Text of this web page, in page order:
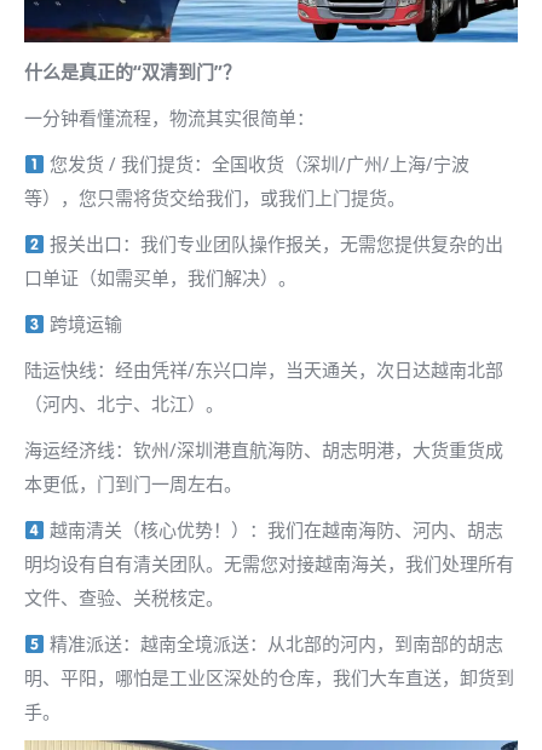
什么是真正的“双清到门”？
一分钟看懂流程，物流其实很简单：
您发货 / 我们提货：全国收货（深圳/广州/上海/宁波
等），您只需将货交给我们，或我们上门提货。
报关出口：我们专业团队操作报关，无需您提供复杂的出
口单证（如需买单，我们解决）。
跨境运输
陆运快线：经由凭祥/东兴口岸，当天通关，次日达越南北部
（河内、北宁、北江）。
海运经济线：钦州/深圳港直航海防、胡志明港，大货重货成
本更低，门到门一周左右。
越南清关（核心优势！）：我们在越南海防、河内、胡志
明均设有自有清关团队。无需您对接越南海关，我们处理所有
文件、查验、关税核定。
精准派送：越南全境派送：从北部的河内，到南部的胡志
明、平阳，哪怕是工业区深处的仓库，我们大车直送，卸货到
手。